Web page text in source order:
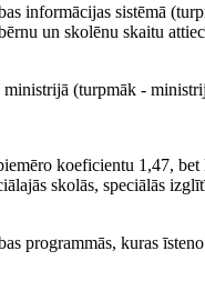
informācijas sistēmā
un skolēnu skaitu
(turpmāk -
koeficientu 1,47,
skolās, speciālās
programmās, kuras